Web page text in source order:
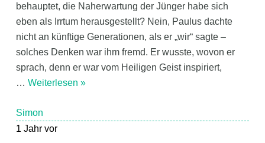
behauptet, die Naherwartung der Jünger habe sich
eben als Irrtum herausgestellt? Nein, Paulus dachte
nicht an künftige Generationen, als er „wir“ sagte –
solches Denken war ihm fremd. Er wusste, wovon er
sprach, denn er war vom Heiligen Geist inspiriert,
… Weiterlesen »
Simon
1 Jahr vor